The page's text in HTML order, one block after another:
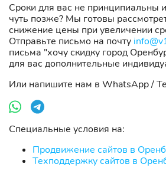
Сроки для вас не принципиальны
чуть позже? Мы готовы
снижение цены при увеличении
Отправьте письмо на почту
письма "хочу скидку город
для вас дополнительные
Или напишите нам в WhatsApp /
Специальные условия на:
Продвижение сайтов в
Техподдержку сайтов в